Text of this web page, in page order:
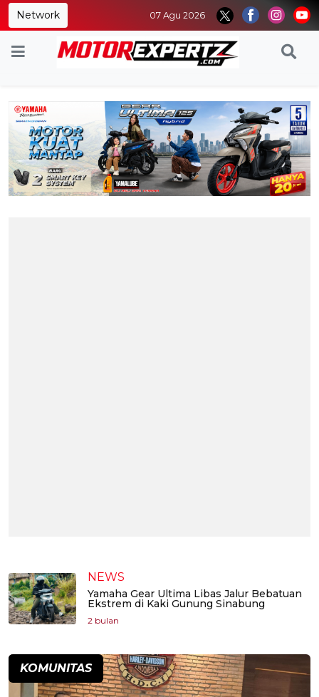
Network 07 Agu 2026
NEWS
Yamaha Gear Ultima Libas Jalur Bebatuan
Ekstrem di Kaki Gunung Sinabung
2 bulan
KOMUNITAS